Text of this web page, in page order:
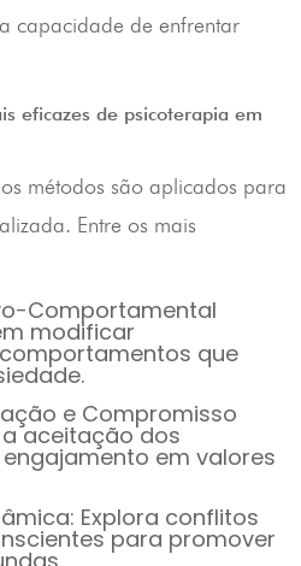
capacidade de enfrentar
eficazes de psicoterapia em
métodos são aplicados para
Entre os mais
modificar
que
aceitação dos
em valores
para promover